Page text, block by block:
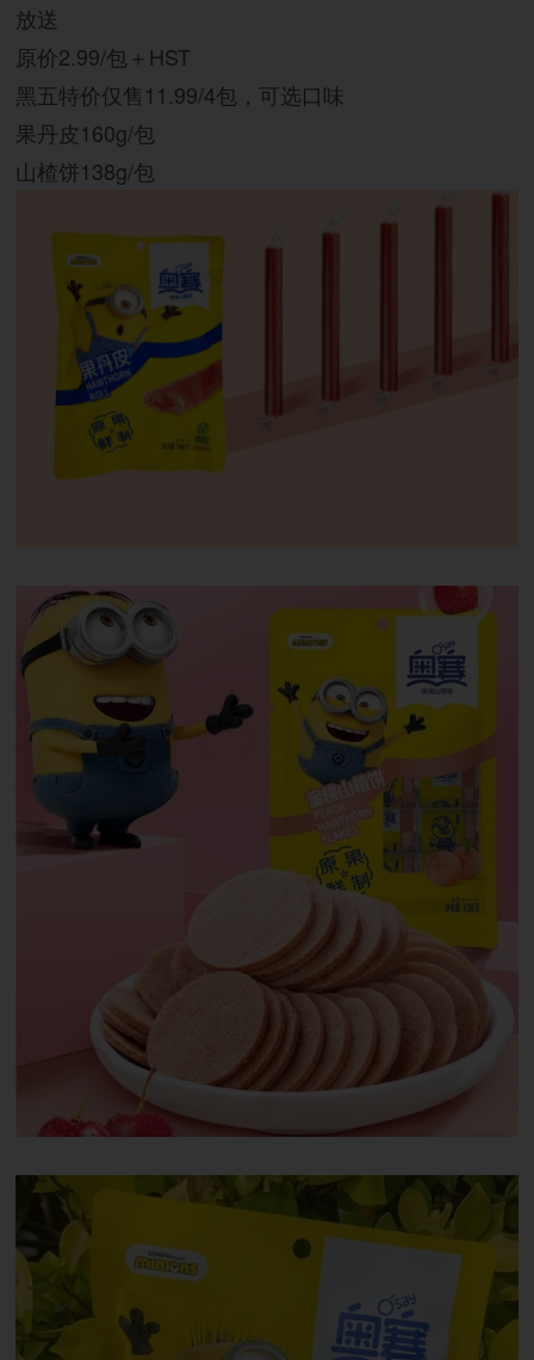
放送
原价2.99/包＋HST
黑五特价仅售11.99/4包，可选口味
果丹皮160g/包
山楂饼138g/包